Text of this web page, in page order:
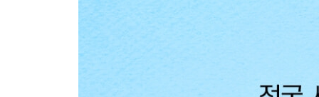
_나에 대한 기대로 하루를 버티는 사람
Beyond Story “아, 엄마는 맨날 이런 식이야!”